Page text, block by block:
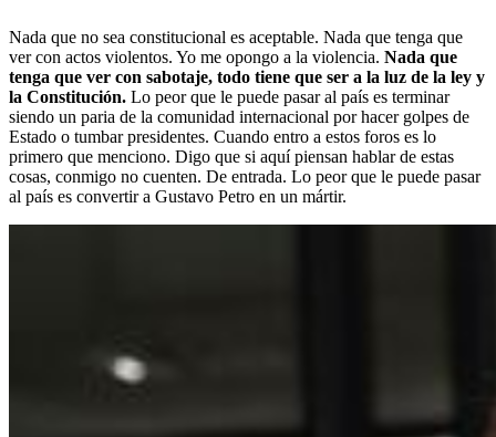
Nada que no sea constitucional es aceptable. Nada que tenga que
ver con actos violentos. Yo me opongo a la violencia. Nada que
tenga que ver con sabotaje, todo tiene que ser a la luz de la ley y
la Constitución. Lo peor que le puede pasar al país es terminar
siendo un paria de la comunidad internacional por hacer golpes de
Estado o tumbar presidentes. Cuando entro a estos foros es lo
primero que menciono. Digo que si aquí piensan hablar de estas
cosas, conmigo no cuenten. De entrada. Lo peor que le puede pasar
al país es convertir a Gustavo Petro en un mártir.